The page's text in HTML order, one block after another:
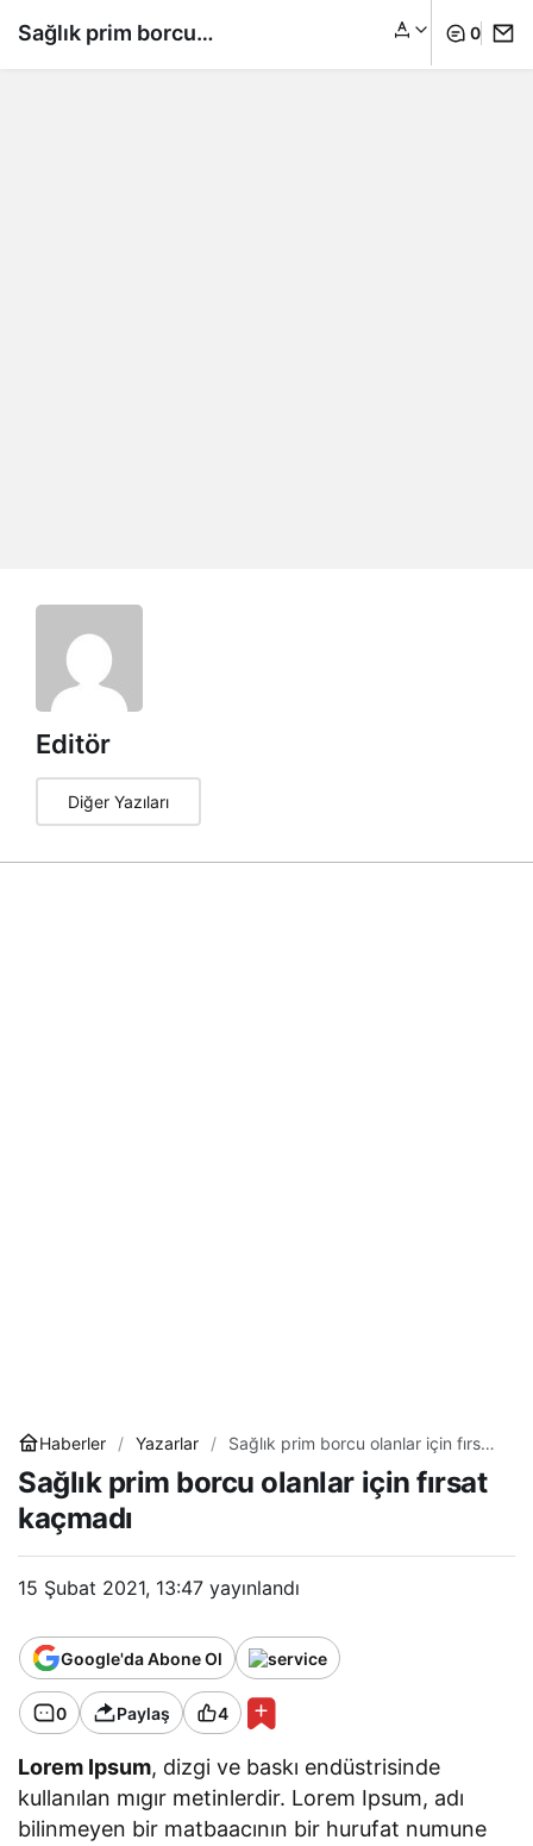
Editör
Diğer Yazıları
Haberler Yazarlar
Sağlık prim borcu olanlar için fırsat
Sağlık prim borcu olanlar için fırsat
kaçmadı
15 Şubat 2021, 13:47 yayınlandı
Google'da Abone Ol
0 Paylaş 4
Lorem Ipsum, dizgi ve baskı endüstrisinde
kullanılan mıgır metinlerdir. Lorem Ipsum, adı
bilinmeyen bir matbaacının bir hurufat numune
Sağlık prim borcu 0